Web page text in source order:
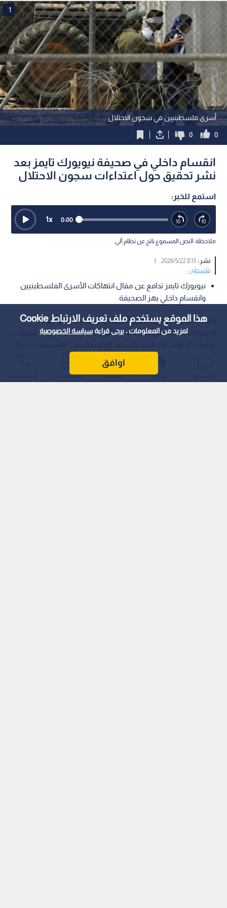
هذا الموقع يستخدم ملف تعريف الارتباط Cookie
لمزيد من المعلومات ، يرجى قراءةسياسة الخصوصية
اوافق
أسرى فلسطينيين في سجون الاحتلال
1
0
0
انقسام داخلي في صحيفة نيويورك تايمز بعد
نشر تحقيق حول اعتداءات سجون الاحتلال
استمع للخبر:
0:00
1x
ملاحظة: النص المسموع ناتج عن نظام آلي
نشر :8:13 2026/5/22
فلسطين
نيويورك تايمز تدافع عن مقال انتهاكات الأسرى الفلسطينيين
وانقسام داخلي يهز الصحيفة.
ردت صحيفة "نيويورك تايمز" أمريكا، يوم الجمعة ، على موجة
الانتقادات الحادة التي طالت مقال الرأي للكاتب نيكولاس كريستوف
والذي اتهم فيه تل أبيب بممارسة اعتداءات جنسية ممنهجة بحق
المعتقلين الفلسطينيين، متضمنا مزاعم بشأن تدريب كلاب على
الاعتداء الجنسي.
عواجل المباشر أحدث الأخبار